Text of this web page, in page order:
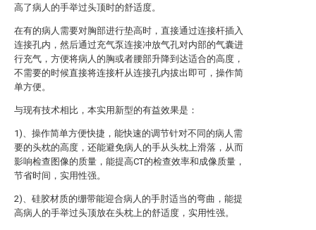
高了病人的手举过头顶时的舒适度。
在有的病人需要对胸部进行垫高时，直接通过连接杆插入
连接孔内，然后通过充气泵连接冲放气孔对内部的气囊进
行充气，方便将病人的胸或者腰部升降到达适合的高度，
不需要的时候直接将连接杆从连接孔内拔出即可，操作简
单方便。
与现有技术相比，本实用新型的有益效果是：
1)、操作简单方便快捷，能快速的调节针对不同的病人需
要的头枕的高度，还能避免病人的手从头枕上滑落，从而
影响检查图像的质量，能提高CT的检查效率和成像质量，
节省时间，实用性强。
2)、硅胶材质的绷带能迎合病人的手肘适当的弯曲，能提
高病人的手举过头顶放在头枕上的舒适度，实用性强。